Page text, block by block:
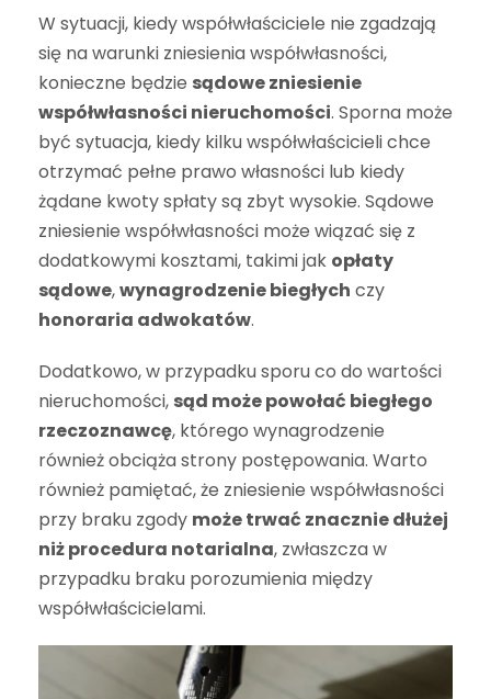
W sytuacji, kiedy współwłaściciele nie zgadzają
się na warunki zniesienia współwłasności,
konieczne będzie sądowe zniesienie
współwłasności nieruchomości. Sporna może
być sytuacja, kiedy kilku współwłaścicieli chce
otrzymać pełne prawo własności lub kiedy
żądane kwoty spłaty są zbyt wysokie. Sądowe
zniesienie współwłasności może wiązać się z
dodatkowymi kosztami, takimi jak opłaty
sądowe,wynagrodzenie biegłych czy
honoraria adwokatów.
Dodatkowo, w przypadku sporu co do wartości
nieruchomości, sąd może powołać biegłego
rzeczoznawcę, którego wynagrodzenie
również obciąża strony postępowania. Warto
również pamiętać, że zniesienie współwłasności
przy braku zgody może trwać znacznie dłużej
niż procedura notarialna, zwłaszcza w
przypadku braku porozumienia między
współwłaścicielami.